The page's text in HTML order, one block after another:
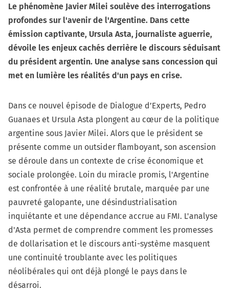
Le phénomène Javier Milei soulève des interrogations
profondes sur l'avenir de l'Argentine. Dans cette
émission captivante, Ursula Asta, journaliste aguerrie,
dévoile les enjeux cachés derrière le discours séduisant
du président argentin. Une analyse sans concession qui
met en lumière les réalités d'un pays en crise.
Dans ce nouvel épisode de Dialogue d’Experts, Pedro
Guanaes et Ursula Asta plongent au cœur de la politique
argentine sous Javier Milei. Alors que le président se
présente comme un outsider flamboyant, son ascension
se déroule dans un contexte de crise économique et
sociale prolongée. Loin du miracle promis, l'Argentine
est confrontée à une réalité brutale, marquée par une
pauvreté galopante, une désindustrialisation
inquiétante et une dépendance accrue au FMI. L'analyse
d'Asta permet de comprendre comment les promesses
de dollarisation et le discours anti-système masquent
une continuité troublante avec les politiques
néolibérales qui ont déjà plongé le pays dans le
désarroi.